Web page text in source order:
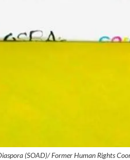
(SOAD)/ Former Human Rights